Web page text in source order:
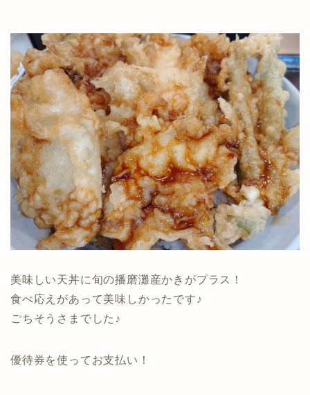
美味しい天丼に旬の播磨灘産かきがプラス！
食べ応えがあって美味しかったです♪
ごちそうさまでした♪
優待券を使ってお支払い！